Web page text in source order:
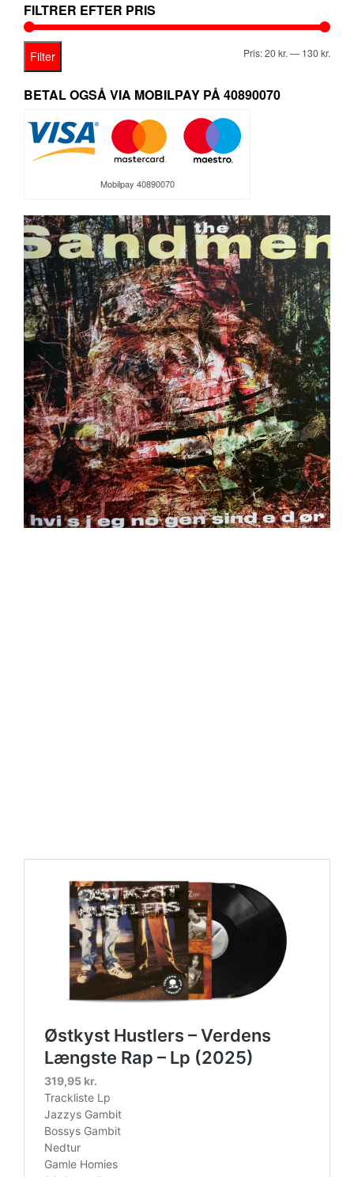
FILTRER EFTER PRIS
Filter Pris:20 kr. —130 kr.
BETAL OGSÅ VIA MOBILPAY PÅ 40890070
Mobilpay 40890070